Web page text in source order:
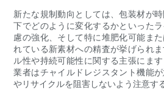
新たな規制動向としては、包装材が
下でどのように変化するかといった
慮の強化、そして特に堆肥化可能ま
れている新素材への精査が挙げられ
ル性や持続可能性に関する主張にま
業者はチャイルドレジスタント機能
やリサイクルを阻害しないよう注意す